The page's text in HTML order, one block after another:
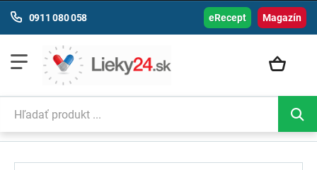
Magazín
0911 080 058 eRecept